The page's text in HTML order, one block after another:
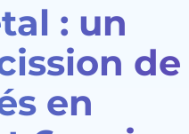
: un
de
en